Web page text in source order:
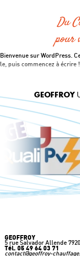
Du
pour
Bienvenue sur WordPress.
le, puis commencez à écrire !
GEOFFROY
GEOFFROY
5 rue Salvador Allende
Tél. 05 49 64 03 71
contact@geoffroy-